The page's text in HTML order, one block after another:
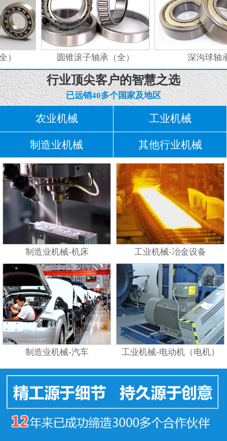
） 圆锥滚子轴承（全） 深沟球轴承
行业顶尖客户的智慧之选
已远销40多个国家及地区
农业机械 工业机械
制造业机械 其他行业机械
制造业机械-机床 工业机械-冶金设备
制造业机械-汽车 工业机械-电动机（电机）